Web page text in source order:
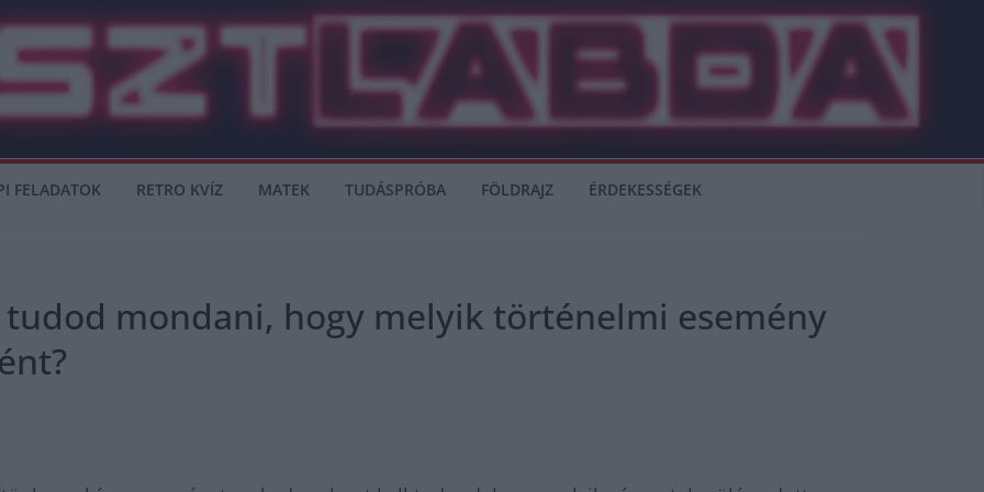
FELADATOK RETRO KVÍZ MATEK TUDÁSPRÓBA FÖLDRAJZ ÉRDEKESSÉGEK
mondani, hogy melyik történelmi esemény